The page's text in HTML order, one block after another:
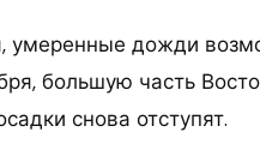
умеренные дожди
большую часть
снова отступят.